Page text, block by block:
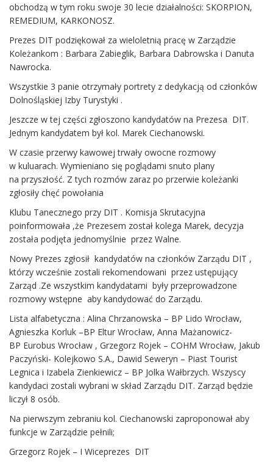
obchodzą w tym roku swoje 30 lecie działalności: SKORPION,
REMEDIUM, KARKONOSZ.
Prezes DIT podziękował za wieloletnią pracę w Zarządzie
Koleżankom : Barbara Zabieglik, Barbara Dabrowska i Danuta
Nawrocka.
Wszystkie 3 panie otrzymały portrety z dedykacją od członków
Dolnośląskiej Izby Turystyki .
Jeszcze w tej części zgłoszono kandydatów na Prezesa DIT.
Jednym kandydatem był kol. Marek Ciechanowski.
W czasie przerwy kawowej trwały owocne rozmowy
w kuluarach. Wymieniano się poglądami snuto plany
na przyszłość. Z tych rozmów zaraz po przerwie koleżanki
zgłosiły chęć powołania
Klubu Tanecznego przy DIT . Komisja Skrutacyjna
poinformowała ,że Prezesem został kolega Marek, decyzja
została podjęta jednomyślnie przez Walne.
Nowy Prezes zgłosił kandydatów na członków Zarządu DIT ,
którzy wcześnie zostali rekomendowani przez ustępujący
Zarząd .Ze wszystkim kandydatami były przeprowadzone
rozmowy wstępne aby kandydować do Zarządu.
Lista alfabetyczna : Alina Chrzanowska – BP Lido Wrocław,
Agnieszka Korluk –BP Eltur Wrocław, Anna Mażanowicz-
BP Eurobus Wrocław , Grzegorz Rojek – COHM Wrocław, Jakub
Paczyński- Kolejkowo S.A., Dawid Seweryn – Piast Tourist
Legnica i Izabela Zienkiewicz – BP Jolka Wałbrzych. Wszyscy
kandydaci zostali wybrani w skład Zarządu DIT. Zarząd będzie
liczył 8 osób.
Na pierwszym zebraniu kol. Ciechanowski zaproponował aby
funkcje w Zarządzie pełnili;
Grzegorz Rojek – I Wiceprezes DIT